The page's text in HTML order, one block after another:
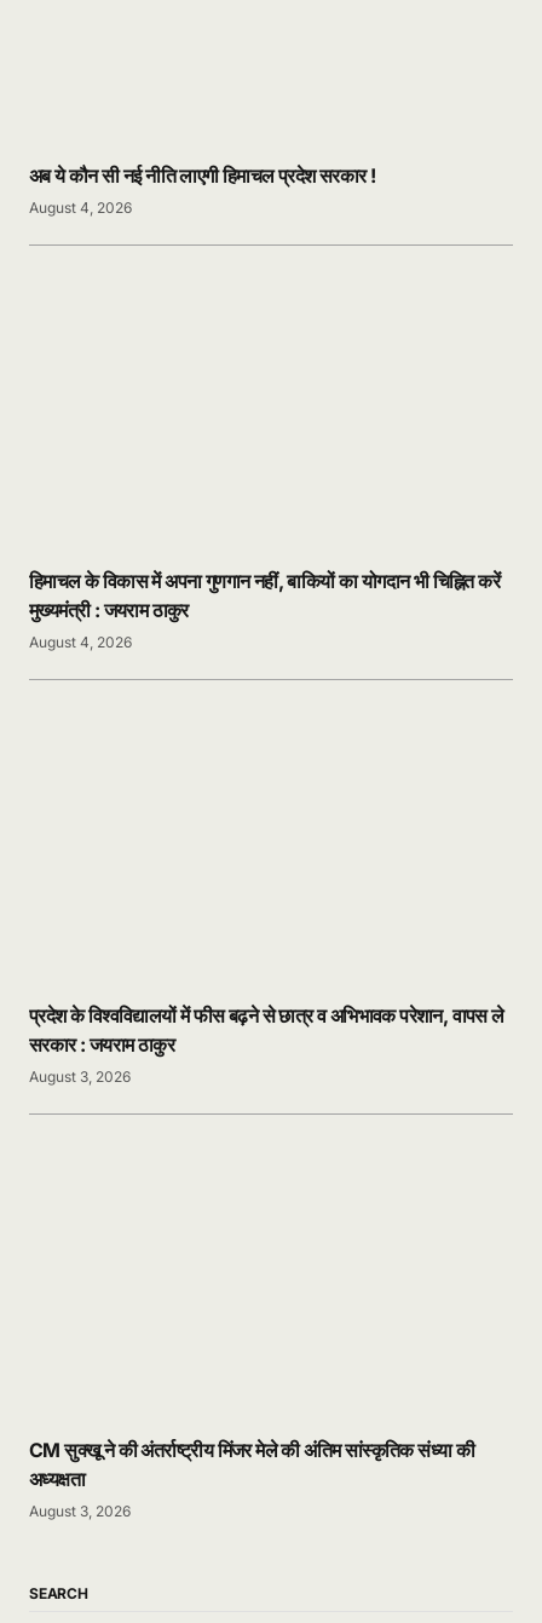
अब ये कौन सी नई नीति लाएगी हिमाचल प्रदेश सरकार !
August 4, 2026
हिमाचल के विकास में अपना गुणगान नहीं, बाकियों का योगदान भी चिह्नित करें
मुख्यमंत्री : जयराम ठाकुर
August 4, 2026
प्रदेश के विश्वविद्यालयों में फीस बढ़ने से छात्र व अभिभावक परेशान, वापस ले
सरकार : जयराम ठाकुर
August 3, 2026
CM सुक्खू ने की अंतर्राष्ट्रीय मिंजर मेले की अंतिम सांस्कृतिक संध्या की
अध्यक्षता
August 3, 2026
SEARCH